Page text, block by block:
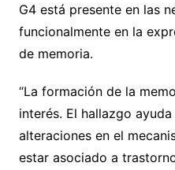
G4 está presente en las
funcionalmente en la
de memoria.
“La formación de la
interés. El hallazgo
alteraciones en el
estar asociado a